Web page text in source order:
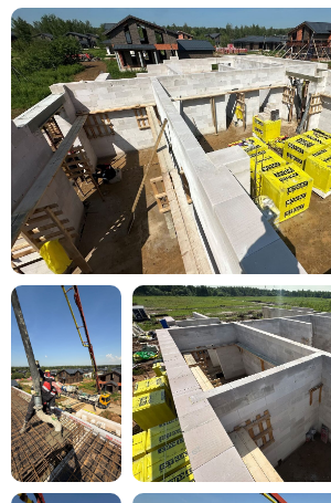
Хотите похожий
дом?
Давайте
Эксперт
в течение дня
и подробно вас
проконсультирует